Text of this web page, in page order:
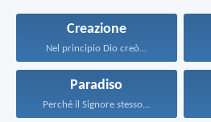
Creazione
Nel principio Dio creò...
Paradiso
Perché il Signore stesso...